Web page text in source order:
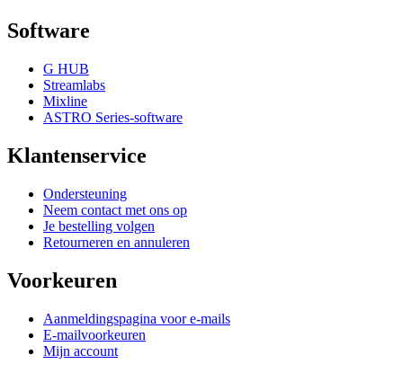
Software
G HUB
Streamlabs
Mixline
ASTRO Series-software
Klantenservice
Ondersteuning
Neem contact met ons op
Je bestelling volgen
Retourneren en annuleren
Voorkeuren
Aanmeldingspagina voor e-mails
E-mailvoorkeuren
Mijn account